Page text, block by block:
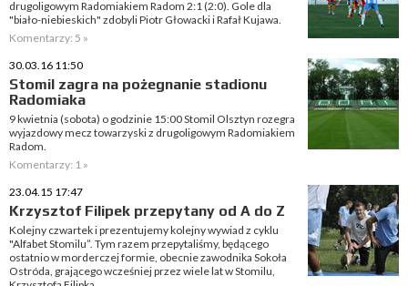
drugoligowym Radomiakiem Radom 2:1 (2:0). Gole dla
"biało-niebieskich" zdobyli Piotr Głowacki i Rafał Kujawa.
Komentarzy: 5 »
30.03.16 11:50
Stomil zagra na pożegnanie stadionu
Radomiaka
9 kwietnia (sobota) o godzinie 15:00 Stomil Olsztyn rozegra
wyjazdowy mecz towarzyski z drugoligowym Radomiakiem
Radom.
Komentarzy: 1 »
23.04.15 17:47
Krzysztof Filipek przepytany od A do Z
Kolejny czwartek i prezentujemy kolejny wywiad z cyklu
"Alfabet Stomilu”. Tym razem przepytaliśmy, będącego
ostatnio w morderczej formie, obecnie zawodnika Sokoła
Ostróda, grającego wcześniej przez wiele lat w Stomilu,